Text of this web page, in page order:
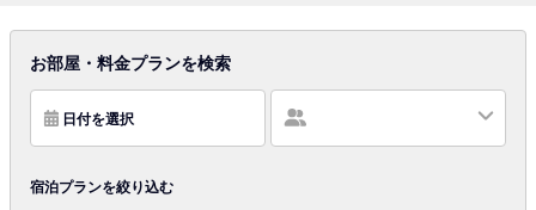
お部屋・料金プランを検索
日付を選択
宿泊プランを絞り込む